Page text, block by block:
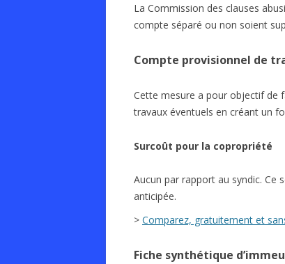
La Commission des clauses
compte séparé ou non soient
Compte provisionnel de
Cette mesure a pour objectif de
travaux éventuels en créant un
Surcoût pour la copropriété
Aucun par rapport au syndic. Ce
anticipée.
> Comparez, gratuitement et
Fiche synthétique